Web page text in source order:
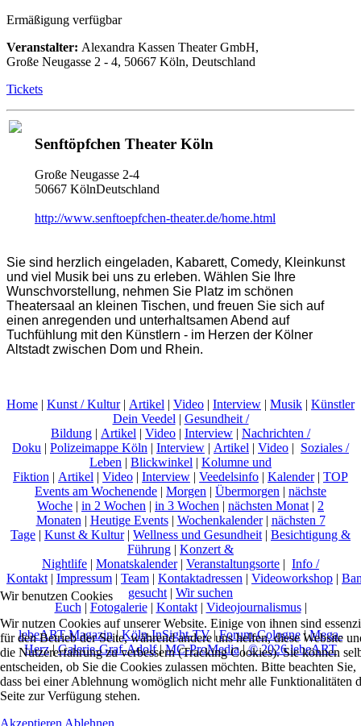
Ermäßigung verfügbar
Veranstalter: Alexandra Kassen Theater GmbH,
Große Neugasse 2 - 4, 50667 Köln, Deutschland
Tickets
Senftöpfchen Theater Köln
Große Neugasse 2-4
50667 KölnDeutschland
http://www.senftoepfchen-theater.de/home.html
Sie sind herzlich eingeladen, Kabarett, Comedy, Kleinkunst
und viel Musik bei uns zu erleben. Wählen Sie Ihre
Wunschvorstellung, nehmen Sie Platz im schönen
Theatersaal an kleinen Tischen, und freuen Sie sich auf
einen anregenden und unterhaltsamen Abend auf
Tuchfühlung mit den Künstlern - im Herzen der Kölner
Altstadt zwischen Dom und Rhein.
Home | Kunst / Kultur| Artikel | Video | Interview | Musik | Künstler
Dein Veedel | Gesundheit /
Bildung | Artikel | Video | Interview | Nachrichten /
Doku | Polizeimappe Köln | Interview | Artikel | Video | Soziales /
Leben | Blickwinkel | Kolumne und
Fiktion | Artikel | Video | Interview | Veedelsinfo | Kalender| TOP
Events am Wochenende | Morgen | Übermorgen | nächste
Woche | in 2 Wochen | in 3 Wochen | nächsten Monat | 2
Monaten | Heutige Events| Wochenkalender| nächsten 7
Tage | Kunst & Kultur| Wellness und Gesundheit | Besichtigung &
Führung | Konzert &
Nightlife | Monatskalender| Veranstaltungsorte | Info /
Kontakt | Impressum | Team | Kontaktadressen | Videoworkshop |
gesucht | Wir suchen
Euch | Fotogalerie| Kontakt| Videojournalismus|
lebeART-Magazin|Köln-InSight-TV|Forum-Cologne|Mega-
Herz|Galerie-Graf-Adolf|MC-ProMedia|© 2026 lebeART
Wir benutzen Cookies
Wir nutzen Cookies auf unserer Website. Einige von ihnen sind
für den Betrieb der Seite, während andere uns helfen, diese Website
die Nutzererfahrung zu verbessern (Tracking Cookies). Sie können
entscheiden, ob Sie die Cookies zulassen möchten. Bitte beachten Sie,
dass bei einer Ablehnung womöglich nicht mehr alle Funktionalitäten
Seite zur Verfügung stehen.
Akzeptieren Ablehnen